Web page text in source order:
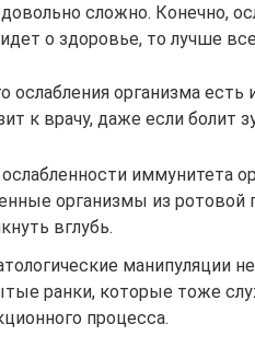
сложно. Конечно,
о здоровье, то лучше
ослабления организма
к врачу, даже если болит
иммунитета
организмы из ротовой
вглубь.
манипуляции
ранки, которые тоже
процесса.